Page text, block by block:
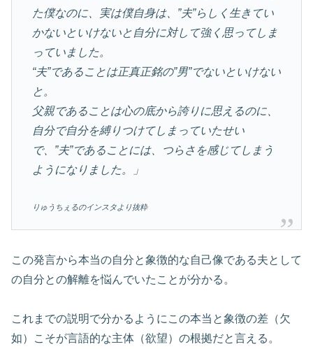
た僕なのに、実は僕自身は、”夫”らしく生きてい
かないといけないと自分に対して強く思ってしま
っていました。
“夫”であることは正真正銘の”男”でないといけない
と。
父親であることは心の底から誇りに思えるのに、
自分で自分を縛りつけてしまっていたせい
で、”夫”であることには、つらさを感じてしまう
ようになりました。」
りゅうちぇるのインスタより抜粋
この発言から本当の自分と象徴的な自己像である夫として
の自分との解離を悩んでいたことが分かる。
これまでの説明で分かるようにこの本当と象徴の差（欠
如）こそが言語的な主体（欲望）の根拠だと言える。